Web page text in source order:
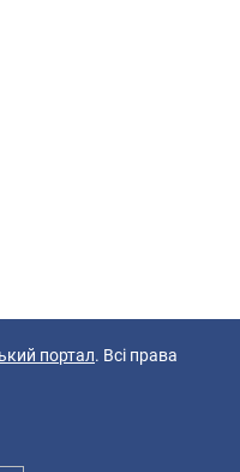
портал. Всі права